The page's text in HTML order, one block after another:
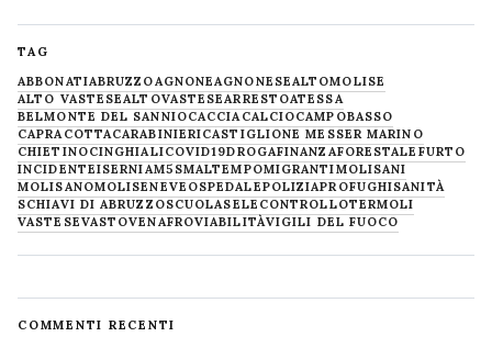
TAG
ABBONATIABRUZZOAGNONEAGNONESEALTOMOLISE
ALTO VASTESEALTOVASTESEARRESTOATESSA
BELMONTE DEL SANNIOCACCIACALCIOCAMPOBASSO
CAPRACOTTACARABINIERICASTIGLIONE MESSER MARINO
CHIETINOCINGHIALICOVID19DROGAFINANZAFORESTALE FURTO
INCIDENTEISERNIAM5SMALTEMPOMIGRANTIMOLISANI
MOLISANOMOLISENEVE OSPEDALEPOLIZIAPROFUGHISANITÀ
SCHIAVI DI ABRUZZOSCUOLASELECONTROLLOTERMOLI
VASTESEVASTOVENAFROVIABILITÀVIGILI DEL FUOCO
COMMENTI RECENTI